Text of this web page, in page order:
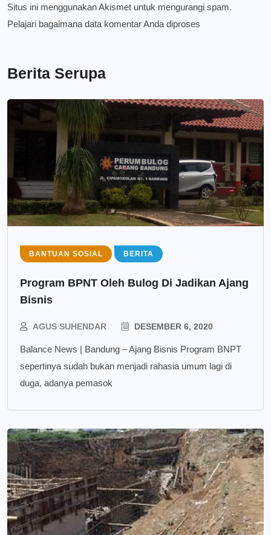
Situs ini menggunakan Akismet untuk mengurangi spam.
Pelajari bagaimana data komentar Anda diproses
Berita Serupa
BANTUAN SOSIAL BERITA
Program BPNT Oleh Bulog Di Jadikan Ajang
Bisnis
AGUS SUHENDAR DESEMBER 6, 2020
Balance News | Bandung – Ajang Bisnis Program BNPT
sepertinya sudah bukan menjadi rahasia umum lagi di
duga, adanya pemasok